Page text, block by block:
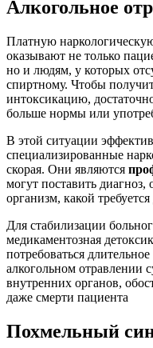
Алкогольное
Платную
оказывают не только
но и людям, у которых
спиртному. Чтобы
интоксикацию,
больше нормы или
В этой ситуации
специализированные
скорая. Они являются
могут поставить
организм, какой требуется
Для стабилизации
медикаментозная
потребоваться
алкогольном отравлении
внутренних органов,
даже смерти пациента
Похмельный